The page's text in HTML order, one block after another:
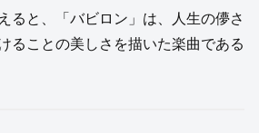
ると、「バビロン」は、人生の儚さ
ることの美しさを描いた楽曲である